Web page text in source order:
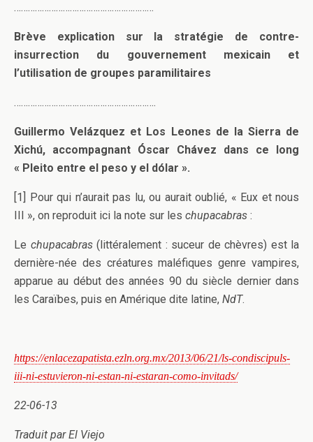
……………………………………………………
Brève explication sur la stratégie de contre-
insurrection du gouvernement mexicain et
l’utilisation de groupes paramilitaires
…………………………………………………….
Guillermo Velázquez et Los Leones de la Sierra de
Xichú, accompagnant Óscar Chávez dans ce long
« Pleito entre el peso y el dólar ».
[1] Pour qui n’aurait pas lu, ou aurait oublié, « Eux et nous
III », on reproduit ici la note sur les chupacabras :
Le chupacabras(littéralement : suceur de chèvres) est la
dernière-née des créatures maléfiques genre vampires,
apparue au début des années 90 du siècle dernier dans
les Caraïbes, puis en Amérique dite latine, NdT.
https://enlacezapatista.ezln.org.mx/2013/06/21/ls-condiscipuls-
iii-ni-estuvieron-ni-estan-ni-estaran-como-invitads/
22-06-13
Traduit par El Viejo